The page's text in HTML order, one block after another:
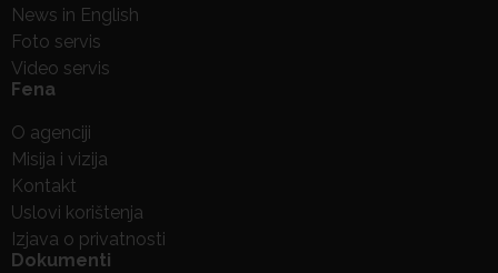
News in English
Foto servis
Video servis
Fena
O agenciji
Misija i vizija
Kontakt
Uslovi korištenja
Izjava o privatnosti
Dokumenti